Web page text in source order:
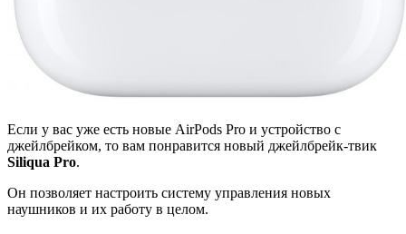
Если у вас уже есть новые AirPods Pro и устройство с
джейлбрейком, то вам понравится новый джейлбрейк-твик
Siliqua Pro.
Он позволяет настроить систему управления новых
наушников и их работу в целом.